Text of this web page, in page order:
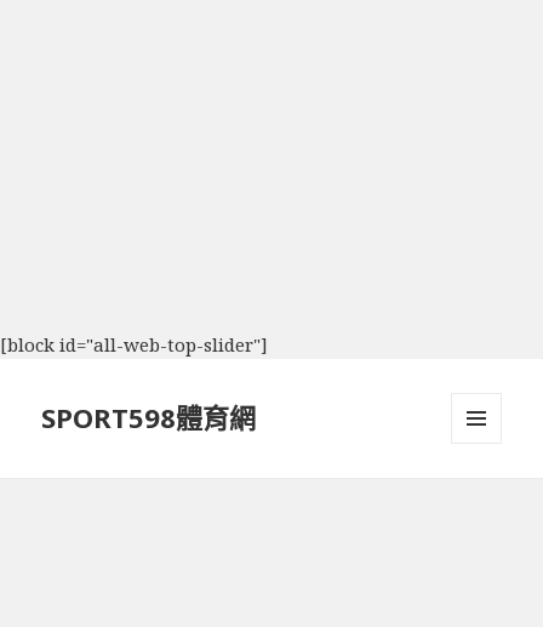
[block id="all-web-top-slider"]
SPORT598體育網